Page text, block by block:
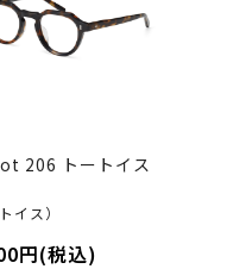
206 トートイス
イス）
円(税込)